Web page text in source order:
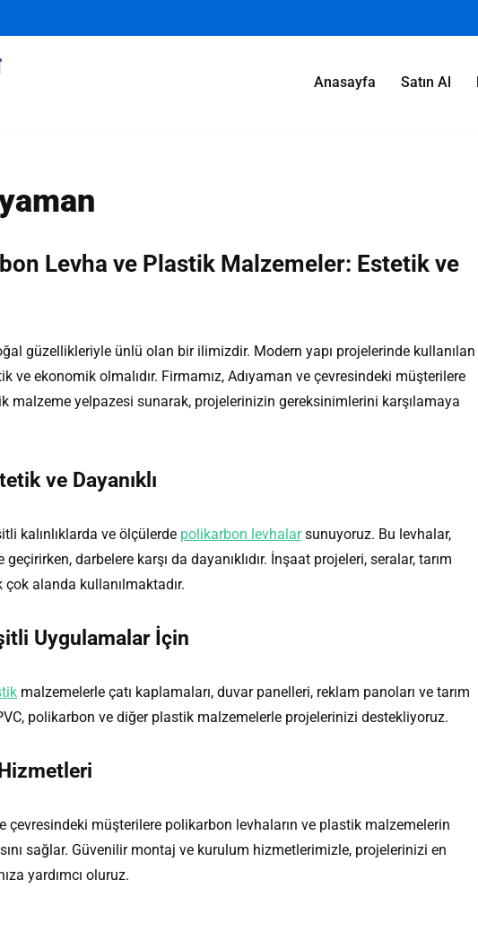
Anasayfa Satın Al
Levha ve Plastik Malzemeler: Estetik ve
güzellikleriyle ünlü olan bir ilimizdir. Modern yapı projelerinde kullanılan
ve ekonomik olmalıdır. Firmamız, Adıyaman ve çevresindeki müşterilere
malzeme yelpazesi sunarak, projelerinizin gereksinimlerini karşılamaya
ve Dayanıklı
kalınlıklarda ve ölçülerde polikarbon levhalarsunuyoruz. Bu levhalar,
geçirirken, darbelere karşı da dayanıklıdır. İnşaat projeleri, seralar, tarım
çok alanda kullanılmaktadır.
Uygulamalar İçin
malzemelerle çatı kaplamaları, duvar panelleri, reklam panoları ve tarım
polikarbon ve diğer plastik malzemelerle projelerinizi destekliyoruz.
çevresindeki müşterilere polikarbon levhaların ve plastik malzemelerin
sağlar. Güvenilir montaj ve kurulum hizmetlerimizle, projelerinizi en
yardımcı oluruz.